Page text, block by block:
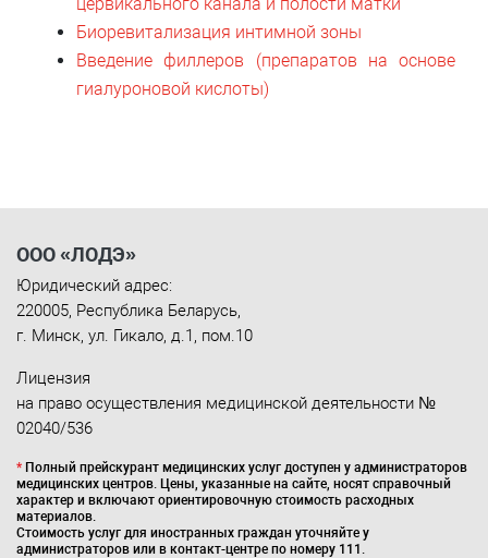
Биоревитализация интимной зоны
Введение филлеров (препаратов на основе
гиалуроновой кислоты)
ООО «ЛОДЭ»
Юридический адрес:
220005, Республика Беларусь,
г. Минск, ул. Гикало, д.1, пом.10
Лицензия
на право осуществления медицинской деятельности №
02040/536
* Полный прейскурант медицинских услуг доступен у администраторов
медицинских центров. Цены, указанные на сайте, носят справочный
характер и включают ориентировочную стоимость расходных
материалов.
Стоимость услуг для иностранных граждан уточняйте у
администраторов или в контакт-центре по номеру 111.